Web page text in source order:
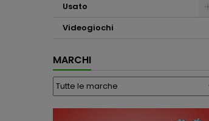
Usato
Videogiochi
MARCHI